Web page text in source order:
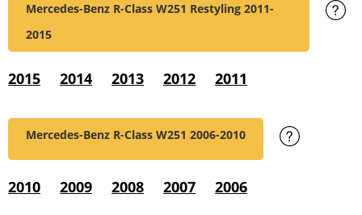
Mercedes-Benz R-Class W251 Restyling 2011-
2015
2015 2014 2013 2012 2011
Mercedes-Benz R-Class W251 2006-2010
2010 2009 2008 2007 2006